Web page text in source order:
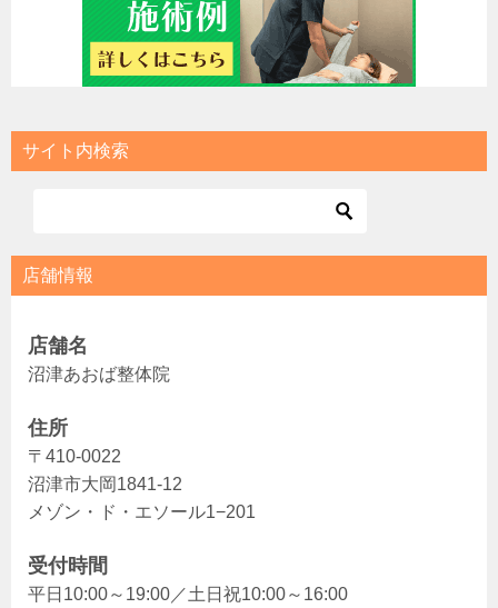
サイト内検索
店舗情報
店舗名
沼津あおば整体院
住所
〒410-0022
沼津市大岡1841-12
メゾン・ド・エソール1−201
受付時間
平日10:00～19:00／土日祝10:00～16:00